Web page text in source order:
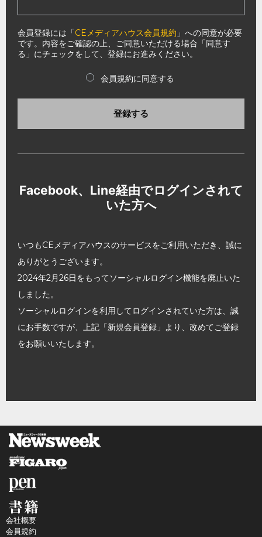
会員登録には「CEメディアハウス会員規約 」への同意が必要
です。内容をご確認の上、ご同意いただける場合「同意す
る」にチェックをして、登録にお進みください。
会員規約に同意する
登録する
Facebook、Line経由でログインされて
いた方へ
いつもCEメディアハウスのサービスをご利用いただき、誠に
ありがとうございます。
2024年2月26日をもってソーシャルログイン機能を廃止いた
しました。
ソーシャルログインを利用してログインされていた方は、誠
にお手数ですが、上記「新規会員登録」より、改めてご登録
をお願いいたします。
会社概要
会員規約